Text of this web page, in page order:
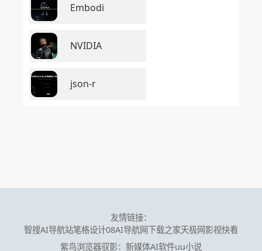
Embodi
NVIDIA
json-r
友情链接：
智搜AI导航站笔格设计08AI导航网下载之家天极网影视快看
紫鸟浏览器驭影：新媒体AI软件uu小说